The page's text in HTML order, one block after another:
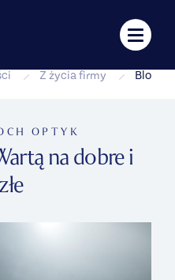
Z życia firmy Bloch
OPTYK
na dobre i